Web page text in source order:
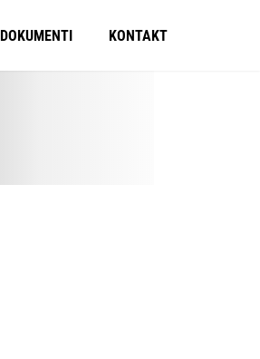
DOKUMENTI KONTAKT